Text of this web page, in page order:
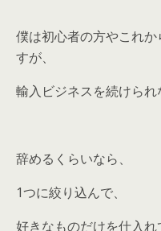
僕は初心者の方やこれ
すが、
輸入ビジネスを続けられ
辞めるくらいなら、
1つに絞り込んで、
好きなものだけを仕入れ